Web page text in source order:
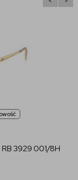
3929 001/8H